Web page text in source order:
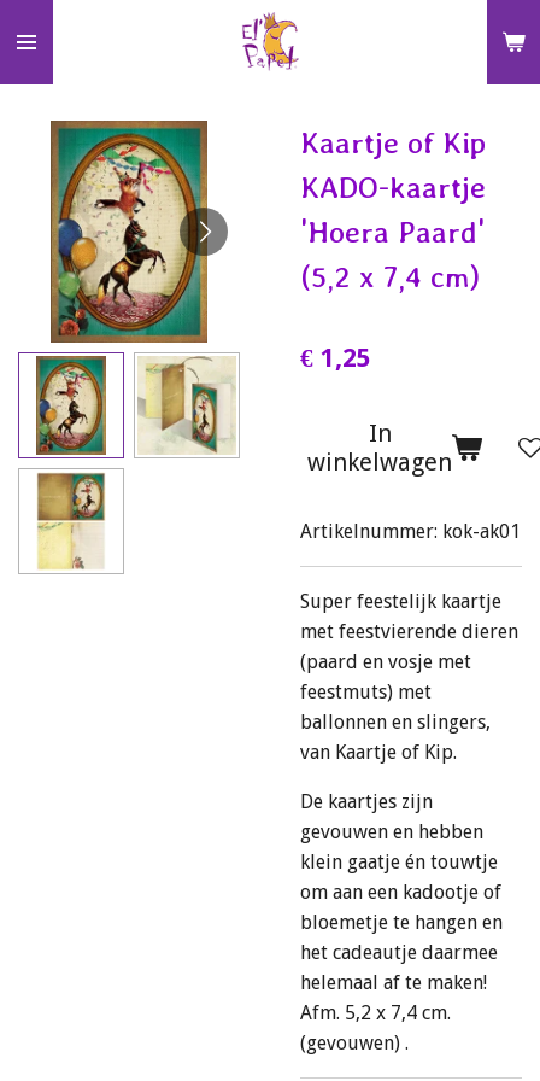
direct
naar
hoofdinhoud
Kaartje of Kip
KADO-kaartje
'Hoera Paard'
(5,2 x 7,4 cm)
€ 1,25
In
winkelwagen
Artikelnummer: kok-ak01
Super feestelijk kaartje
met feestvierende dieren
(paard en vosje met
feestmuts) met
ballonnen en slingers,
van Kaartje of Kip.
De kaartjes zijn
gevouwen en hebben
klein gaatje én touwtje
om aan een kadootje of
bloemetje te hangen en
het cadeautje daarmee
helemaal af te maken!
Afm. 5,2 x 7,4 cm.
(gevouwen) .